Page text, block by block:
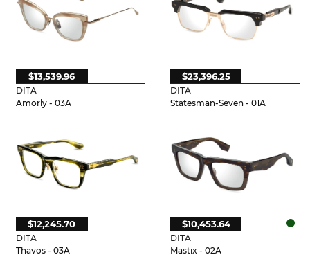
DITA
Amorly - 03A
$13,539.96
DITA
Statesman-Seven - 01A
$23,396.25
DITA
Thavos - 03A
$12,245.70
DITA
Mastix - 02A
$10,453.64